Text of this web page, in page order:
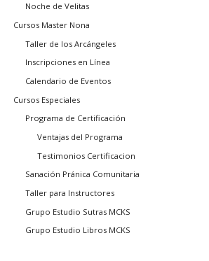
Noche de Velitas
Cursos Master Nona
Taller de los Arcángeles
Inscripciones en Línea
Calendario de Eventos
Cursos Especiales
Programa de Certificación
Ventajas del Programa
Testimonios Certificacion
Sanación Pránica Comunitaria
Taller para Instructores
Grupo Estudio Sutras MCKS
Grupo Estudio Libros MCKS